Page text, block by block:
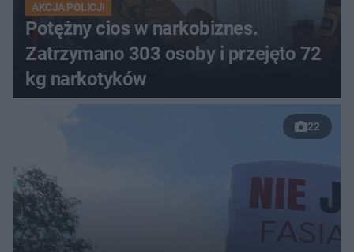
AKCJA POLICJI
Potężny cios w narkobiznes.
Zatrzymano 303 osoby i przejęto 72
kg narkotyków
22